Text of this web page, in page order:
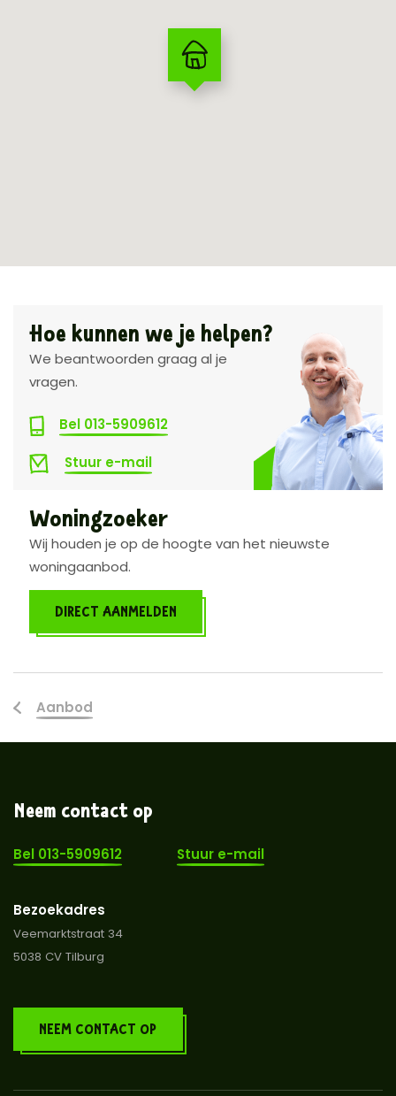
Hoe kunnen we je helpen?
We beantwoorden graag al je
vragen.
Bel 013-5909612
Stuur e-mail
Woningzoeker
Wij houden je op de hoogte van het nieuwste
woningaanbod.
DIRECT AANMELDEN
Aanbod
Neem contact op
Bel 013-5909612 Stuur e-mail
Bezoekadres
Veemarktstraat 34
5038 CV Tilburg
NEEM CONTACT OP